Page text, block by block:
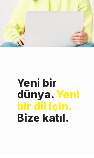
Yeni bir
dünya. Yeni
bir dil için.
Bize katıl.